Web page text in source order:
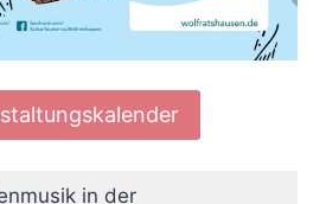
in der